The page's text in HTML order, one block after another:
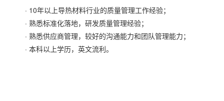
· 10年以上导热材料行业的质量管理工作经验；
· 熟悉标准化落地，研发质量管理经验；
· 熟悉供应商管理，较好的沟通能力和团队管理能力；
· 本科以上学历，英文流利。